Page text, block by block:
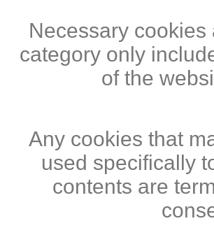
Necessary
category only
of the
Any cookies that
used specifically
contents are